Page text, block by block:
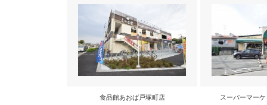
食品館あおば戸塚町店 スーパーマー